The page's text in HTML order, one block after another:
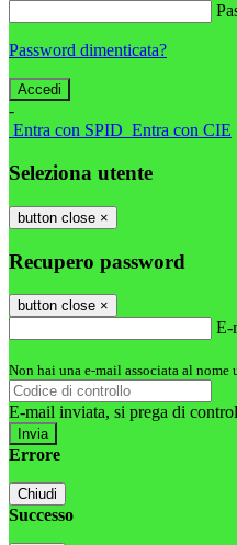
Password dimenticata?
-
Entra con SPID Entra con CIE
Seleziona utente
button close ×
Recupero password
button close ×
E-
Non hai una e-mail associata al
E-mail inviata, si prega di
Errore
Chiudi
Successo